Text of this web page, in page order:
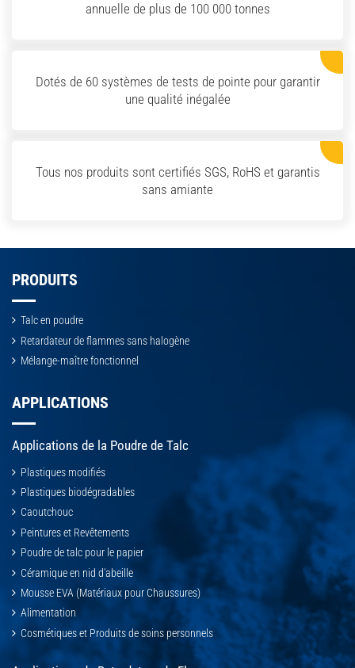
annuelle de plus de 100 000 tonnes
Dotés de 60 systèmes de tests de pointe pour garantir
une qualité inégalée
Tous nos produits sont certifiés SGS, RoHS et garantis
sans amiante
PRODUITS
Talc en poudre
Retardateur de flammes sans halogène
Mélange-maître fonctionnel
APPLICATIONS
Applications de la Poudre de Talc
Plastiques modifiés
Plastiques biodégradables
Caoutchouc
Peintures et Revêtements
Poudre de talc pour le papier
Céramique en nid d'abeille
Mousse EVA (Matériaux pour Chaussures)
Alimentation
Cosmétiques et Produits de soins personnels